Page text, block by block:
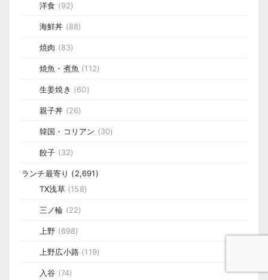
洋食 (92)
海鮮丼 (88)
焼肉 (83)
焼魚・煮魚 (112)
生姜焼き (60)
親子丼 (26)
韓国・コリアン (30)
餃子 (32)
ランチ最寄り (2,691)
TX浅草(158)
三ノ輪 (22)
上野 (698)
上野広小路 (119)
入谷 (74)